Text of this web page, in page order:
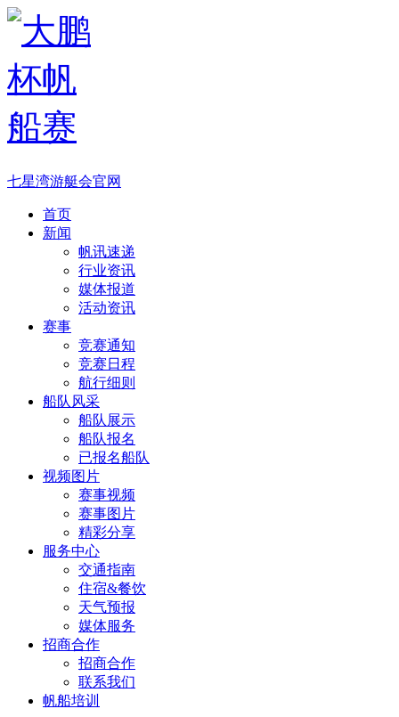
七星湾游艇会官网
首页
新闻
帆讯速递
行业资讯
媒体报道
活动资讯
赛事
竞赛通知
竞赛日程
航行细则
船队风采
船队展示
船队报名
已报名船队
视频图片
赛事视频
赛事图片
精彩分享
服务中心
交通指南
住宿&餐饮
天气预报
媒体服务
招商合作
招商合作
联系我们
帆船培训